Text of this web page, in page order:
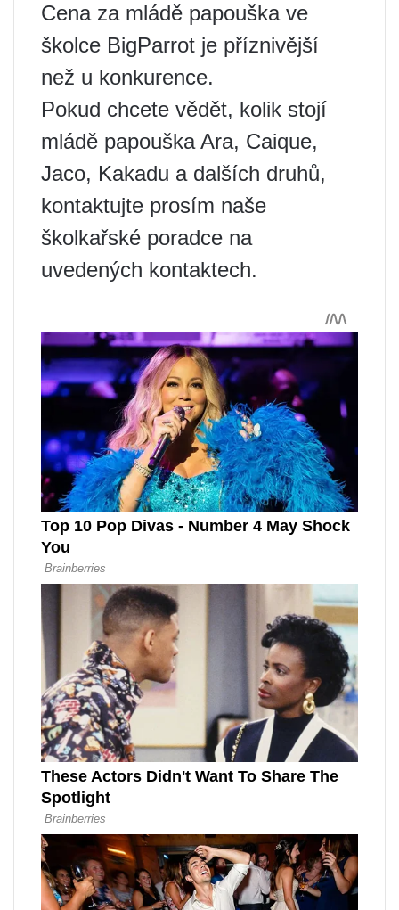
Cena za mládě papouška ve
školce BigParrot je příznivější
než u konkurence.
Pokud chcete vědět, kolik stojí
mládě papouška Ara, Caique,
Jaco, Kakadu a dalších druhů,
kontaktujte prosím naše
školkařské poradce na
uvedených kontaktech.